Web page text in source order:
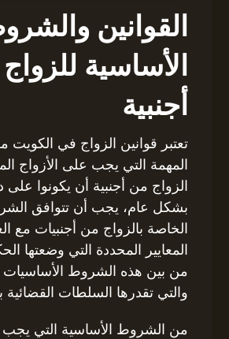
القوانين
الأساسية
أجنبية
تعتبر قوانين الزواج في الكويت
المهمة التي يجب على الأزواج
الزواج من أجنبية أن يكونوا على
بشكل عام، يجب أن تتوافق
الخاصة بالزواج من أجنبيات مع
المعايير المحددة التي وضعتها
من بين هذه الشروط الأساسيات
والتي تقدرها السلطات
من الشروط الأساسية التي يجب